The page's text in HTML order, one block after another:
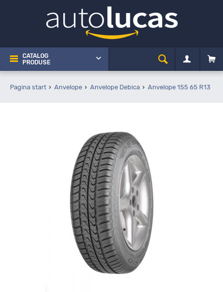
CATALOG
PRODUSE
Pagina start Anvelope Anvelope Debica Anvelope 155 65 R13